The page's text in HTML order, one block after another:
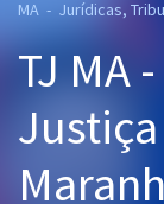
Cursos 20% OFF
Pós
Graduação
MA - Jurídicas,
TJ MA